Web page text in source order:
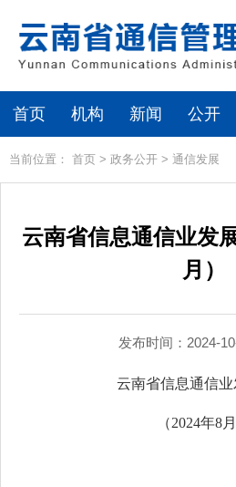
首页 机构 新闻 公开
当前位置： 首页 > 政务公开 > 通信发展
云南省信息通信业发
月）
发布时间：2024-
云南省信息通信
（2024年8